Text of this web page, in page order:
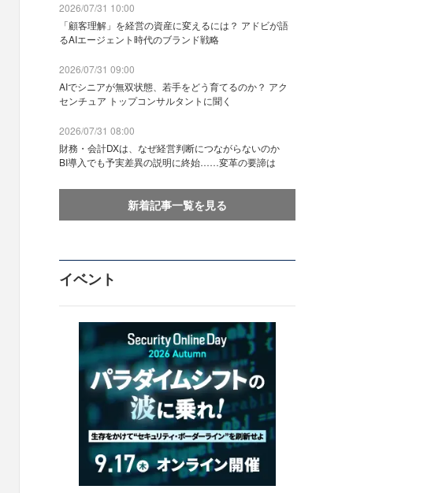
2026/07/31 10:00
「顧客理解」を経営の資産に変えるには？ アドビが語
るAIエージェント時代のブランド戦略
2026/07/31 09:00
AIでシニアが無双状態、若手をどう育てるのか？ アク
センチュア トップコンサルタントに聞く
2026/07/31 08:00
財務・会計DXは、なぜ経営判断につながらないのか
BI導入でも予実差異の説明に終始……変革の要諦は
新着記事一覧を見る
イベント